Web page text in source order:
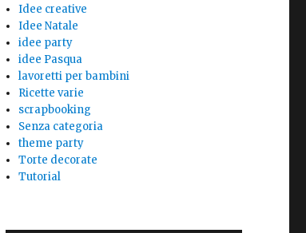
Idee creative
Idee Natale
idee party
idee Pasqua
lavoretti per bambini
Ricette varie
scrapbooking
Senza categoria
theme party
Torte decorate
Tutorial